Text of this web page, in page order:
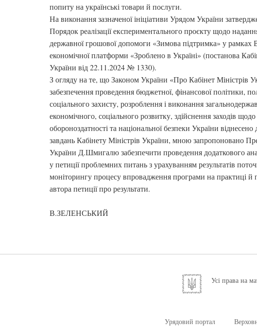
попиту на українські товари й послуги.
На виконання зазначеної ініціативи Урядом України
Порядок реалізації експериментального проєкту щодо
державної грошової допомоги «Зимова підтримка» у рамках
економічної платформи «Зроблено в Україні» (постанова
України від 22.11.2024 № 1330).
З огляду на те, що Законом України «Про Кабінет Міністрів
забезпечення проведення бюджетної, фінансової політики,
соціального захисту, розроблення і виконання
економічного, соціального розвитку, здійснення заходів
обороноздатності та національної безпеки України
завдань Кабінету Міністрів України, мною запропоновано
України Д.Шмигалю забезпечити проведення додаткового
у петиції проблемних питань з урахуванням результатів
моніторингу процесу впровадження програми на практиці й
автора петиції про результати.
В.ЗЕЛЕНСЬКИЙ
Усі права на
Урядовий портал